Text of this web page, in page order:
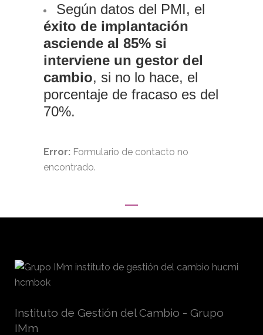
Según datos del PMI, el
éxito de implantación
asciende al 85% si
interviene un gestor del
cambio, si no lo hace, el
porcentaje de fracaso es del
70%.
Error: Formulario de contacto no
encontrado.
Instituto de Gestión del Cambio - Grupo
IMm